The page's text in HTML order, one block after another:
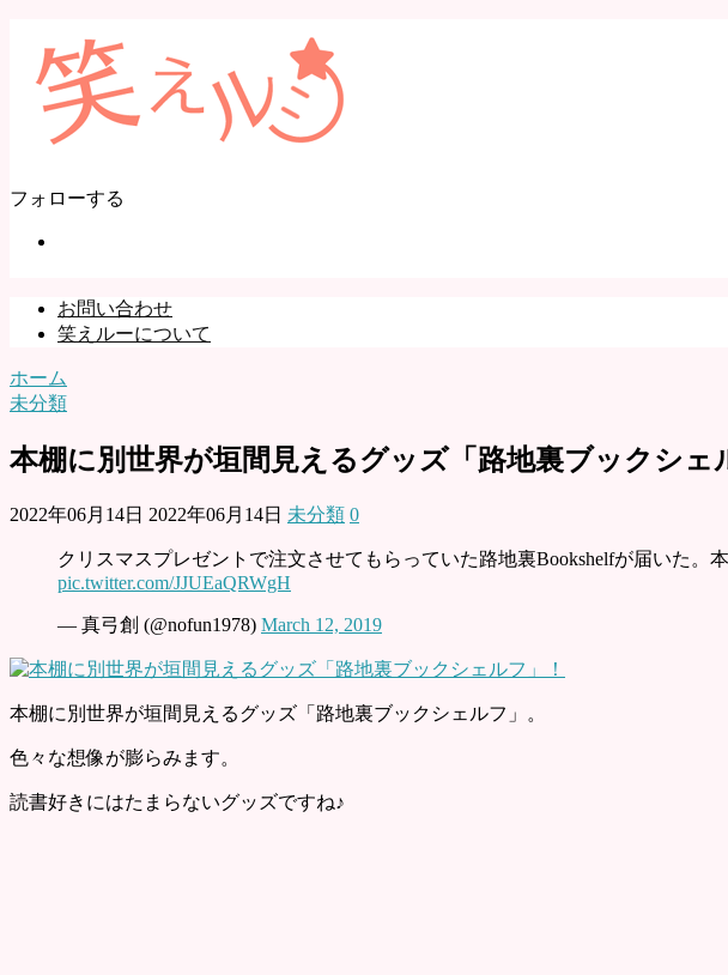
フォローする
お問い合わせ
笑えルーについて
ホーム
未分類
本棚に別世界が垣間見えるグッズ「路地裏ブックシェ
2022年06月14日 2022年06月14日 未分類 0
クリスマスプレゼントで注文させてもらっていた路地裏Bookshelfが届いた
pic.twitter.com/JJUEaQRWgH
— 真弓創 (@nofun1978) March 12, 2019
本棚に別世界が垣間見えるグッズ「路地裏ブックシェルフ」。
色々な想像が膨らみます。
読書好きにはたまらないグッズですね♪